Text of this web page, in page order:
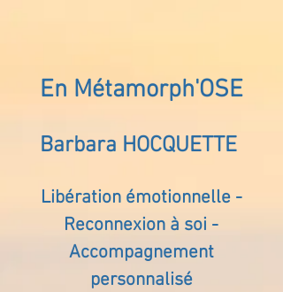
En Métamorph'OSE
Barbara HOCQUETTE
Libération émotionnelle -
Reconnexion à soi -
Accompagnement
personnalisé